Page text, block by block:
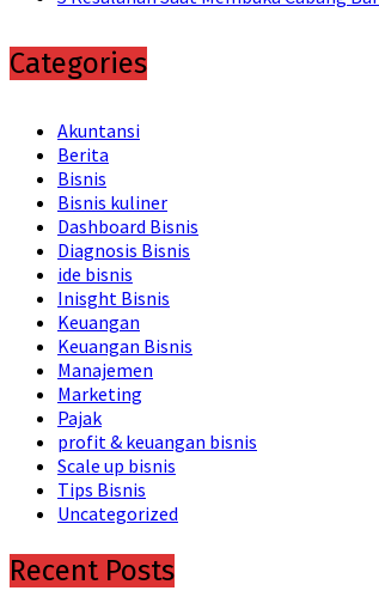
Categories
Akuntansi
Berita
Bisnis
Bisnis kuliner
Dashboard Bisnis
Diagnosis Bisnis
ide bisnis
Inisght Bisnis
Keuangan
Keuangan Bisnis
Manajemen
Marketing
Pajak
profit & keuangan bisnis
Scale up bisnis
Tips Bisnis
Uncategorized
Recent Posts